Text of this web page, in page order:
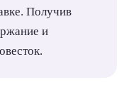
Получив
и